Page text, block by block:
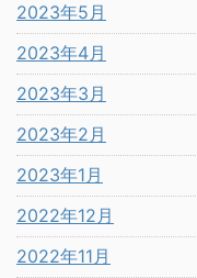
2023年5月
2023年4月
2023年3月
2023年2月
2023年1月
2022年12月
2022年11月